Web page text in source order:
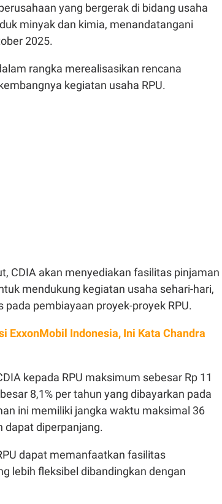
yang bergerak di bidang usaha
minyak dan kimia, menandatangani
2025.
rangka merealisasikan rencana
kegiatan usaha RPU.
CDIA akan menyediakan fasilitas pinjaman
mendukung kegiatan usaha sehari-hari,
pembiayaan proyek-proyek RPU.
ExxonMobil Indonesia, Ini Kata Chandra
kepada RPU maksimum sebesar Rp 11
8,1% per tahun yang dibayarkan pada
ini memiliki jangka waktu maksimal 36
dapat diperpanjang.
dapat memanfaatkan fasilitas
lebih fleksibel dibandingkan dengan